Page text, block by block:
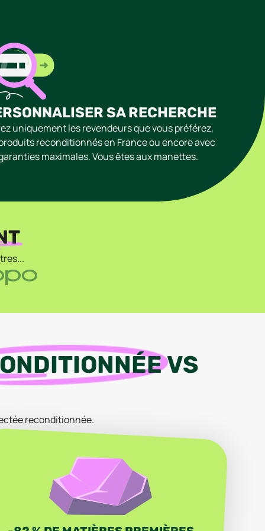
SA RECHERCHE
uniquement les revendeurs que vous préférez,
reconditionnés en France ou encore avec
maximales. Vous êtes aux manettes.
VS
reconditionnée.